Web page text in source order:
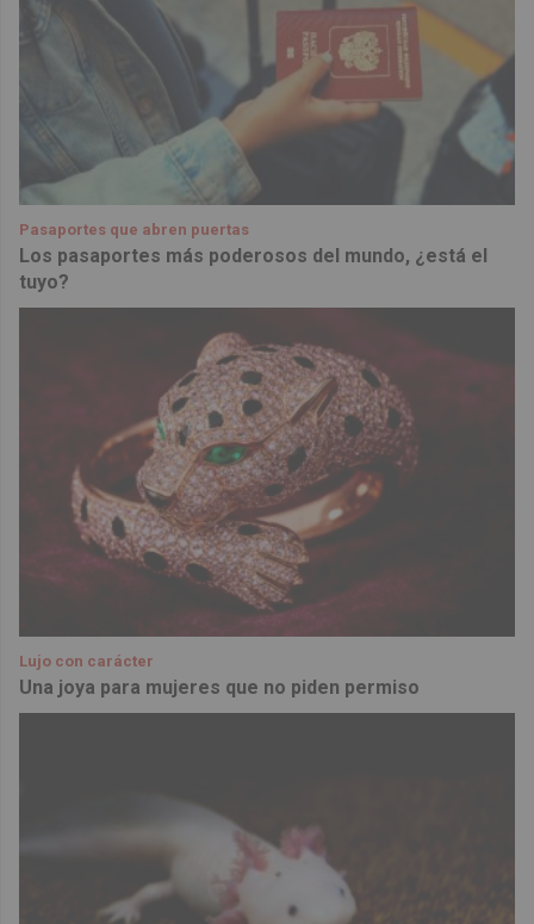
Pasaportes que abren puertas
Los pasaportes más poderosos del mundo, ¿está el
tuyo?
Lujo con carácter
Una joya para mujeres que no piden permiso